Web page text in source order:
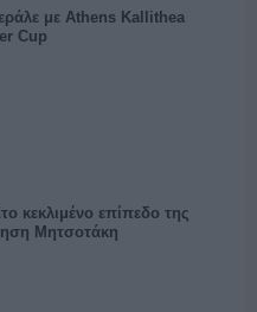
με Athens Kallithea
Cup
κεκλιμένο επίπεδο της
Μητσοτάκη